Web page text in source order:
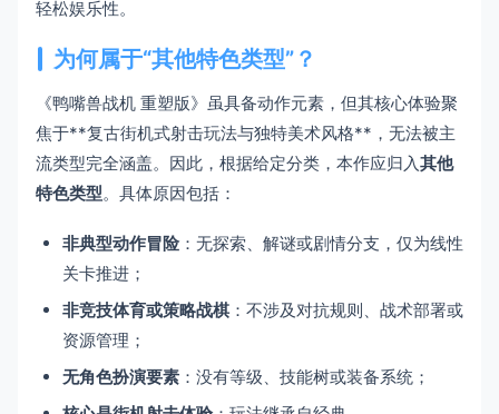
轻松娱乐性。
为何属于“其他特色类型”？
《鸭嘴兽战机 重塑版》虽具备动作元素，但其核心体验聚
焦于**复古街机式射击玩法与独特美术风格**，无法被主
流类型完全涵盖。因此，根据给定分类，本作应归入其他
特色类型。具体原因包括：
非典型动作冒险：无探索、解谜或剧情分支，仅为线性
关卡推进；
非竞技体育或策略战棋 ：不涉及对抗规则、战术部署或
资源管理；
无角色扮演要素 ：没有等级、技能树或装备系统；